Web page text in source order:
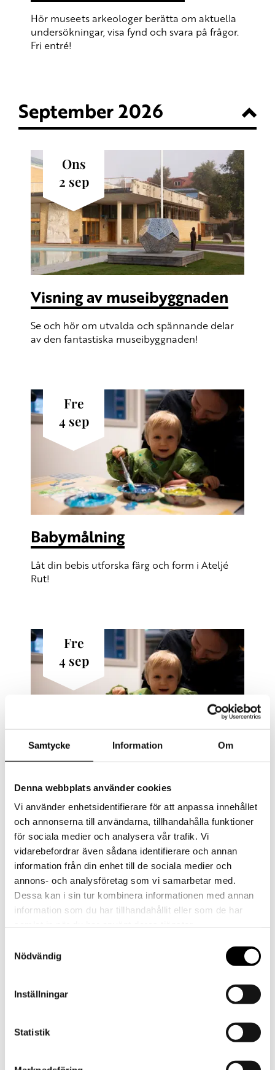
Samtycke Information Om
Denna webbplats använder cookies
Vi använder enhetsidentifierare för att anpassa innehållet
och annonserna till användarna, tillhandahålla funktioner
för sociala medier och analysera vår trafik. Vi
vidarebefordrar även sådana identifierare och annan
information från din enhet till de sociala medier och
annons- och analysföretag som vi samarbetar med.
Dessa kan i sin tur kombinera informationen med annan
information som du har tillhandahållit eller som de har
Nödvändig
Inställningar
Statistik
Hör museets arkeologer berätta om aktuella
undersökningar, visa fynd och svara på frågor.
Fri entré!
September 2026
ons
2 sep
Visning av museibyggnaden
Se och hör om utvalda och spännande delar
av den fantastiska museibyggnaden!
fre
4 sep
Babymålning
Låt din bebis utforska färg och form i Ateljé
Rut!
fre
4 sep
Kom och skapa tillsammans i Ateljé Rut! Drop
in kl. 13.00-15.00 varje fredag.
lör
5sep
Östergötlands museum öppnar dörrarna till